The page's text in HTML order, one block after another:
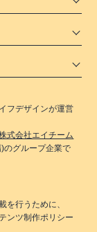
フデザインが運営
式会社エイチーム
のグループ企業で
を行うために、
ンツ制作ポリシー